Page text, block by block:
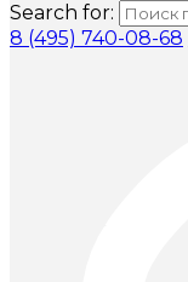
Search for:
8 (495) 740-08-68